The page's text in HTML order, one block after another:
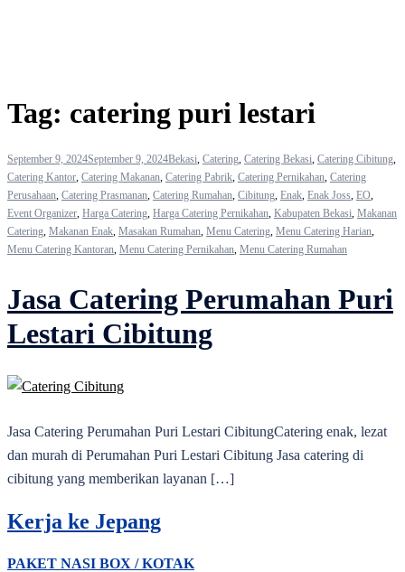
Tag: catering puri lestari
September 9, 2024September 9, 2024Bekasi, Catering, Catering Bekasi, Catering Cibitung,
Catering Kantor, Catering Makanan, Catering Pabrik, Catering Pernikahan, Catering
Perusahaan, Catering Prasmanan, Catering Rumahan, Cibitung, Enak, Enak Joss, EO,
Event Organizer, Harga Catering, Harga Catering Pernikahan, Kabupaten Bekasi, Makanan
Catering, Makanan Enak, Masakan Rumahan, Menu Catering, Menu Catering Harian,
Menu Catering Kantoran, Menu Catering Pernikahan, Menu Catering Rumahan
Jasa Catering Perumahan Puri
Lestari Cibitung
Jasa Catering Perumahan Puri Lestari CibitungCatering enak, lezat
dan murah di Perumahan Puri Lestari Cibitung Jasa catering di
cibitung yang memberikan layanan […]
Kerja ke Jepang
PAKET NASI BOX / KOTAK